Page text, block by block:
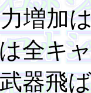
増加
全キ
器飛